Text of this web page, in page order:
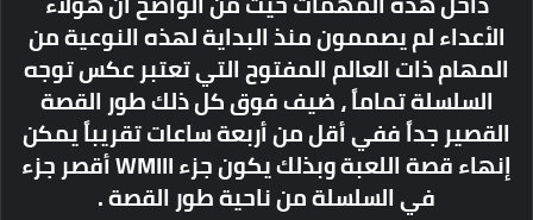
الأعداء لم يصممون منذ البداية لهذه النوعية من
المهام ذات العالم المفتوح التي تعتبر عكس توجه
السلسلة تماماً ، ضيف فوق كل ذلك طور القصة
القصير جداً ففي أقل من أربعة ساعات تقريباً يمكن
إنهاء قصة اللعبة وبذلك يكون جزء WMIII أقصر جزء
في السلسلة من ناحية طور القصة .